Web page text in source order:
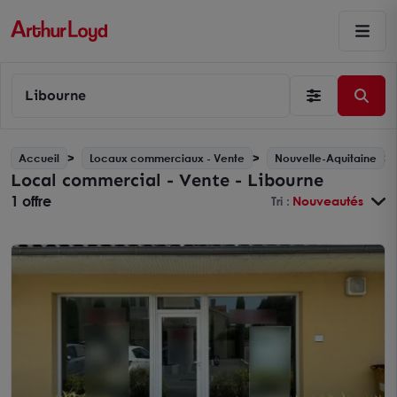
Libourne
Accueil Locaux commerciaux - Vente Nouvelle-Aquitaine
Local commercial - Vente - Libourne
1 offre Tri : Nouveautés